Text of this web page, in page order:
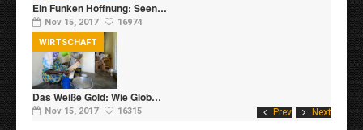
Prev Next
Ein Funken Hoffnung: Seen…
Nov 15, 2017 16974
Das Weiße Gold: Wie Glob…
Nov 15, 2017 16315
WIRTSCHAFT